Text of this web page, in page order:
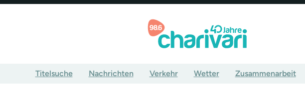
Titelsuche Nachrichten Verkehr Wetter Zusammenarbeit